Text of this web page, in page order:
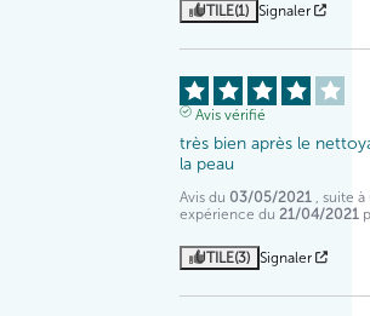
UTILE(1) Signaler
Avis vérifié
très bien après le
la peau
Avis du 03/05/2021
, suite
expérience du 21/04/2021
UTILE(3) Signaler